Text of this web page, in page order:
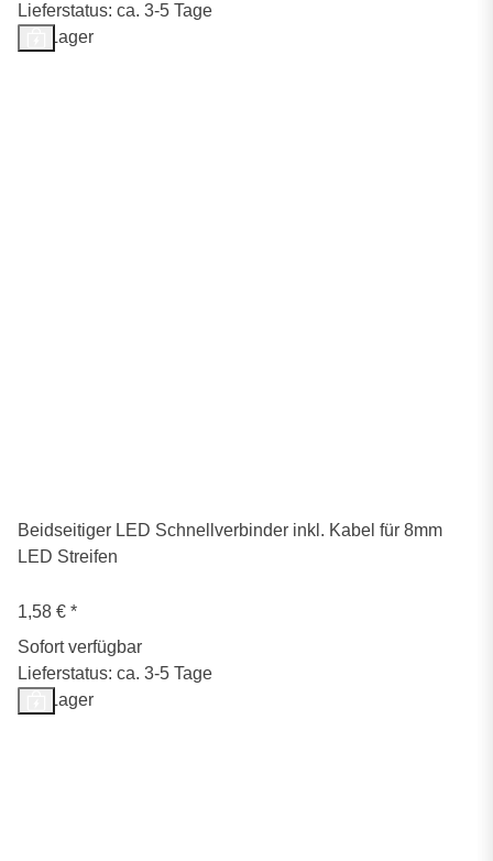
Lieferstatus: ca. 3-5 Tage
Auf Lager
Beidseitiger LED Schnellverbinder inkl. Kabel für 8mm
LED Streifen
1,58 € *
Sofort verfügbar
Lieferstatus: ca. 3-5 Tage
Auf Lager